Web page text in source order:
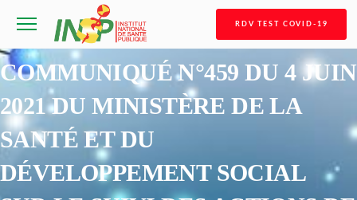
RDV TEST COVID-19
COMMUNIQUÉ N°459 DU 4 JUIN
2021 DU MINISTÈRE DE LA
SANTÉ ET DU
DÉVELOPPEMENT SOCIAL